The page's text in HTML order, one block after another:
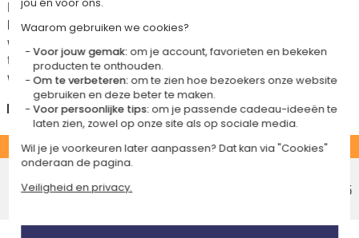
De geschatte levertijden kunt je hieronder vinden. Je kunt de
bezorgopties bepalen: normale levering of express levering. Per cadeau
worden de mogelijke leveropties weergegeven op de artikelpagina en
tijdens de stappen van je winkelwagen. (Als je het geld overmaakt, houd
wel rekening met 3-4 dagen extra levertijd van je cadeau.)
Nederland
STANDAARD
Voordelig afhaalpunt
Geschatte afleverdatum
€ 5,75
Waarom gebruiken we cookies?
Voor jouw gemak:om je account, favorieten en bekeken
producten te onthouden.
Om te verbeteren:om te zien hoe bezoekers onze website
gebruiken en deze beter te maken.
Voor persoonlijke tips:om je passende cadeau-ideeën te
laten zien, zowel op onze site als op sociale media.
Wil je je voorkeuren later aanpassen? Dat kan via "Cookies"
onderaan de pagina.
Veiligheid en privacy.